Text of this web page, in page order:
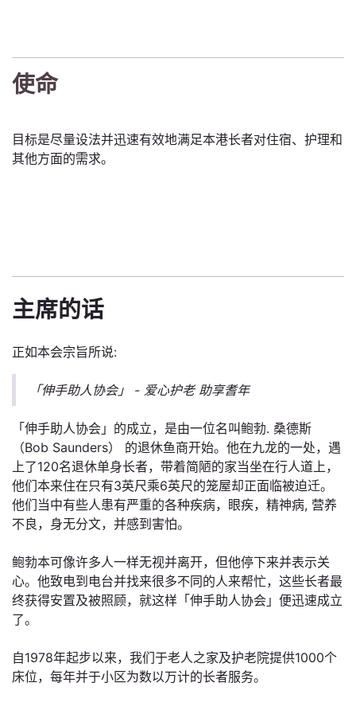
使命
目标是尽量设法并迅速有效地满足本港长者对住宿、护理和
其他方面的需求。
主席的话
正如本会宗旨所说:
「伸手助人协会」 - 爱心护老 助享耆年
「伸手助人协会」的成立，是由一位名叫鲍勃. 桑德斯
（Bob Saunders） 的退休鱼商开始。他在九龙的一处，遇
上了120名退休单身长者，带着简陋的家当坐在行人道上，
他们本来住在只有3英尺乘6英尺的笼屋却正面临被迫迁。
他们当中有些人患有严重的各种疾病，眼疾，精神病, 营养
不良，身无分文，并感到害怕。
鲍勃本可像许多人一样无视并离开，但他停下来并表示关
心。他致电到电台并找来很多不同的人来帮忙，这些长者最
终获得安置及被照顾，就这样「伸手助人协会」便迅速成立
了。
自1978年起步以来，我们于老人之家及护老院提供1000个
床位，每年并于小区为数以万计的长者服务。